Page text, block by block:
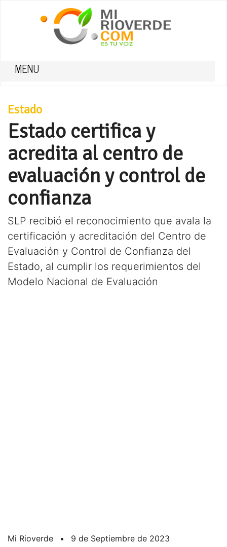
MENU
Estado
Estado certifica y
acredita al centro de
evaluación y control de
confianza
SLP recibió el reconocimiento que avala la
certificación y acreditación del Centro de
Evaluación y Control de Confianza del
Estado, al cumplir los requerimientos del
Modelo Nacional de Evaluación
Mi Rioverde • 9 de Septiembre de 2023